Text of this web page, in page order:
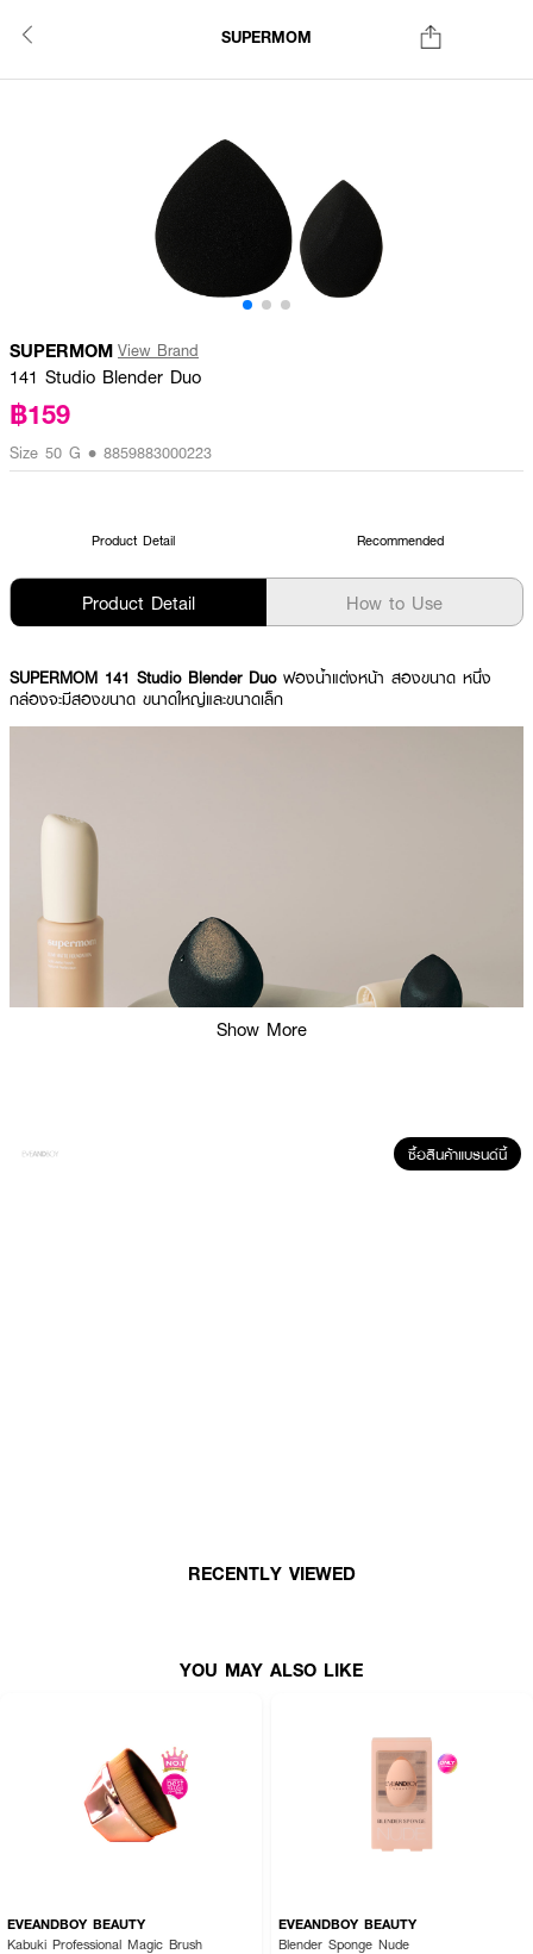
SUPERMOM
SUPERMOM View Brand
141 Studio Blender Duo
฿159
Size 50 G • 8859883000223
Product Detail Recommended
Product Detail How to Use
SUPERMOM 141 Studio Blender Duo ฟองน้ำแต่งหน้า สองขนาด หนึ่ง
กล่องจะมีสองขนาด ขนาดใหญ่และขนาดเล็ก
How To Use :
Show More
ซื้อสินค้าแบรนด์นี้
RECENTLY VIEWED
YOU MAY ALSO LIKE
EVEANDBOY BEAUTY
Kabuki Professional Magic Brush
EVEANDBOY BEAUTY
Blender Sponge Nude